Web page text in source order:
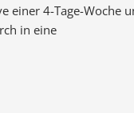
einer 4-Tage-Woche
in eine